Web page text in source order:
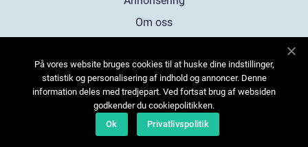
Om oss
Kontakta oss
Sitemap
På vores website bruges cookies til at huske dine indstillinger,
statistik og personalisering af indhold og annoncer. Denne
information deles med tredjepart. Ved fortsat brug af websiden
godkender du cookiepolitikken.
Ok
Privatlivspolitik